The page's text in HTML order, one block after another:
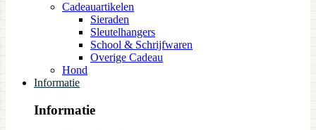
Cadeauartikelen
Sieraden
Sleutelhangers
School & Schrijfwaren
Overige Cadeau
Hond
Informatie
Informatie